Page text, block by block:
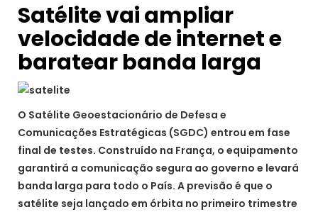
Satélite vai ampliar
velocidade de internet e
baratear banda larga
O Satélite Geoestacionário de Defesa e
Comunicações Estratégicas (SGDC) entrou em fase
final de testes. Construído na França, o equipamento
garantirá a comunicação segura ao governo e levará
banda larga para todo o País. A previsão é que o
satélite seja lançado em órbita no primeiro trimestre